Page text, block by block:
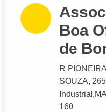
Boa
de
R
SOUZA,
Industrial,
160